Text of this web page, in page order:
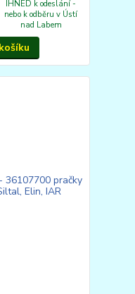
IHNED k odeslání -
nebo k odběru v Ústí
nad Labem